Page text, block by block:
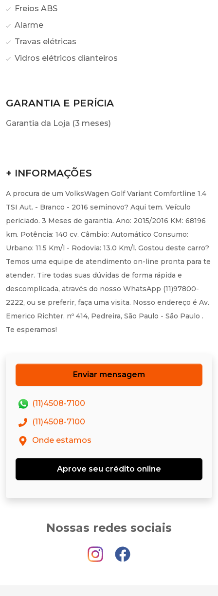
Freios ABS
Alarme
Travas elétricas
Vidros elétricos dianteiros
GARANTIA E PERÍCIA
Garantia da Loja (3 meses)
+ INFORMAÇÕES
A procura de um VolksWagen Golf Variant Comfortline 1.4
TSI Aut. - Branco - 2016 seminovo? Aqui tem. Veículo
periciado. 3 Meses de garantia. Ano: 2015/2016 KM: 68196
km. Potência: 140 cv. Câmbio: Automático Consumo:
Urbano: 11.5 Km/l - Rodovia: 13.0 Km/l. Gostou deste carro?
Temos uma equipe de atendimento on-line pronta para te
atender. Tire todas suas dúvidas de forma rápida e
descomplicada, através do nosso WhatsApp (11)97800-
2222, ou se preferir, faça uma visita. Nosso endereço é Av.
Emerico Richter, nº 414, Pedreira, São Paulo - São Paulo .
Te esperamos!
Enviar mensagem
(11)4508-7100
(11)4508-7100
Onde estamos
Aprove seu crédito online
Nossas redes sociais